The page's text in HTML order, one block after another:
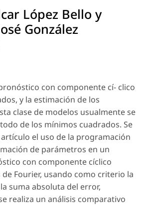
López Bello y
González
con componente cí- clico
y la estimación de los
clase de modelos usualmente se
de los mínimos cuadrados. Se
el uso de la programación
de parámetros en un
con componente cíclico
de Fourier, usando como criterio la
suma absoluta del error,
realiza un análisis comparativo